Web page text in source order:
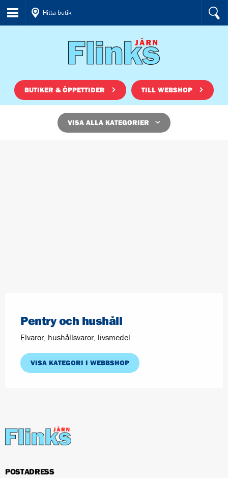
Hitta butik
BUTIKER & ÖPPETTIDER TILL WEBSHOP
VISA ALLA KATEGORIER
Pentry och hushåll
Elvaror, hushållsvaror, livsmedel
VISA KATEGORI I WEBBSHOP
POSTADRESS